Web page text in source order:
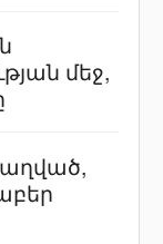
մեջ,